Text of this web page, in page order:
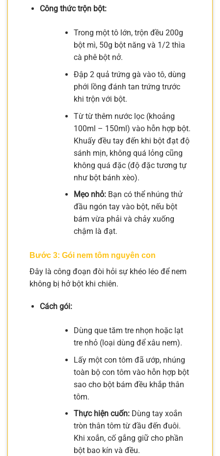
Công thức trộn bột:
Trong một tô lớn, trộn đều 200g
bột mì, 50g bột năng và 1/2 thìa
cà phê bột nở.
Đập 2 quả trứng gà vào tô, dùng
phới lồng đánh tan trứng trước
khi trộn với bột.
Từ từ thêm nước lọc (khoảng
100ml – 150ml) vào hỗn hợp bột.
Khuấy đều tay đến khi bột đạt độ
sánh mịn, không quá lỏng cũng
không quá đặc (độ đặc tương tự
như bột bánh xèo).
Mẹo nhỏ:Bạn có thể nhúng thử
đầu ngón tay vào bột, nếu bột
bám vừa phải và chảy xuống
chậm là đạt.
Bước 3: Gói nem tôm nguyên con
Đây là công đoạn đòi hỏi sự khéo léo để nem
không bị hở bột khi chiên.
Cách gói:
Dùng que tăm tre nhọn hoặc lạt
tre nhỏ (loại dùng để xâu nem).
Lấy một con tôm đã ướp, nhúng
toàn bộ con tôm vào hỗn hợp bột
sao cho bột bám đều khắp thân
tôm.
Thực hiện cuốn:Dùng tay xoắn
tròn thân tôm từ đầu đến đuôi.
Khi xoắn, cố gắng giữ cho phần
bột bao kín và đều.